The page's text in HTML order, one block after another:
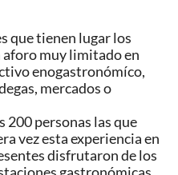
que tienen lugar los
aforo muy limitado en
enogastronómíco,
mercados o
200 personas las que
vez esta experiencia en
disfrutaron de los